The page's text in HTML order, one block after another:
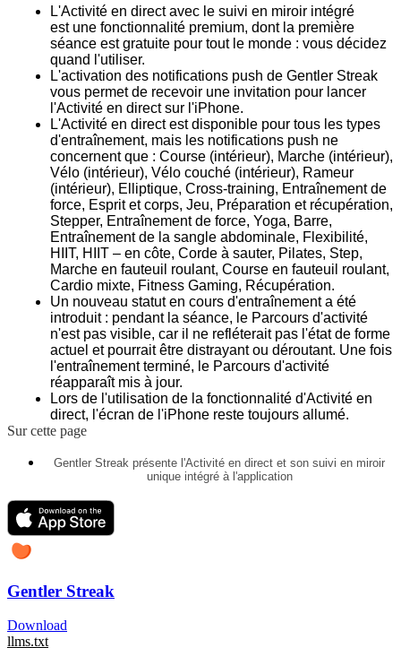
L'Activité en direct avec le suivi en miroir intégré
est une fonctionnalité premium, dont la première
séance estgratuite pour tout le monde : vous décidez
quand l'utiliser.
L'activation des notifications push de Gentler Streak
vous permet de recevoir une invitation pour lancer
l'Activité en direct sur l'iPhone.
L'Activité en direct estdisponible pour tous les types
d'entraînement, mais les notifications push ne
concernent que : Course (intérieur), Marche (intérieur),
Vélo (intérieur), Vélo couché (intérieur), Rameur
(intérieur), Elliptique, Cross-training, Entraînement de
force, Esprit et corps, Jeu, Préparation et récupération,
Stepper, Entraînement de force, Yoga, Barre,
Entraînement de la sangle abdominale, Flexibilité,
HIIT, HIIT – en côte, Corde à sauter, Pilates, Step,
Marche en fauteuil roulant, Course en fauteuil roulant,
Cardio mixte, Fitness Gaming, Récupération.
Un nouveau statut en cours d'entraînement a été
introduit : pendant la séance, le Parcours d'activité
n'est pas visible, car il ne refléterait pas l'état de forme
actuel et pourrait être distrayant ou déroutant. Une fois
l'entraînement terminé, le Parcours d'activité
réapparaît mis à jour.
Lors de l'utilisation de la fonctionnalité d'Activité en
direct, l'écran de l'iPhone reste toujours allumé.
Sur cette page
Gentler Streak présente l'Activité en direct et son suivi en miroir
unique intégré à l'application
Gentler Streak
Download
llms.txt